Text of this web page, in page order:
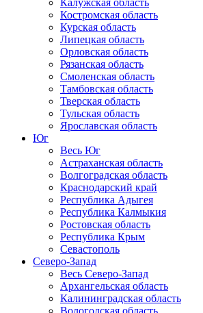
Калужская область
Костромская область
Курская область
Липецкая область
Орловская область
Рязанская область
Смоленская область
Тамбовская область
Тверская область
Тульская область
Ярославская область
Юг
Весь Юг
Астраханская область
Волгоградская область
Краснодарский край
Республика Адыгея
Республика Калмыкия
Ростовская область
Республика Крым
Севастополь
Северо-Запад
Весь Северо-Запад
Архангельская область
Калининградская область
Вологодская область